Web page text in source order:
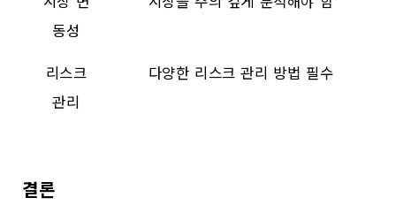
동성
리스크
관리
다양한 리스크 관리 방법 필수
결론